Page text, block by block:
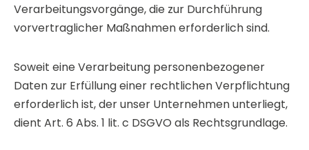
Verarbeitungsvorgänge, die zur Durchführung
vorvertraglicher Maßnahmen erforderlich sind.
Soweit eine Verarbeitung personenbezogener
Daten zur Erfüllung einer rechtlichen Verpflichtung
erforderlich ist, der unser Unternehmen unterliegt,
dient Art. 6 Abs. 1 lit. c DSGVO als Rechtsgrundlage.